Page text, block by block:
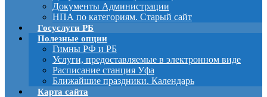
Документы Администрации
НПА по категориям. Старый сайт
Госуслуги РБ
Полезные опции
Гимны РФ и РБ
Услуги, предоставляемые в электронном виде
Расписание станция Уфа
Ближайшие праздники. Календарь
Карта сайта